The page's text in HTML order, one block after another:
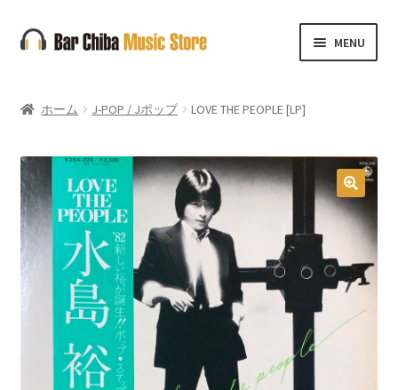
ナ
ビ
ー
ン
へ
ス
キ
ッ
プ
コ
ン
ン
ス
キ
ッ
プ
MENU
ホーム J-POP / Jポップ LOVE THE PEOPLE [LP]
🔍